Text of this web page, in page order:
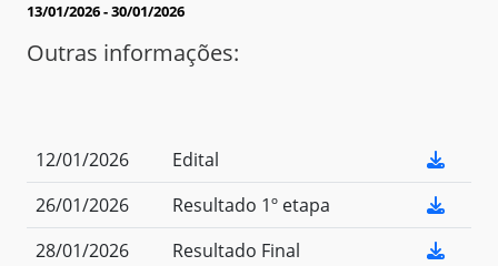
13/01/2026 - 30/01/2026
Outras informações:
12/01/2026
Edital
26/01/2026
Resultado 1º etapa
28/01/2026
Resultado Final